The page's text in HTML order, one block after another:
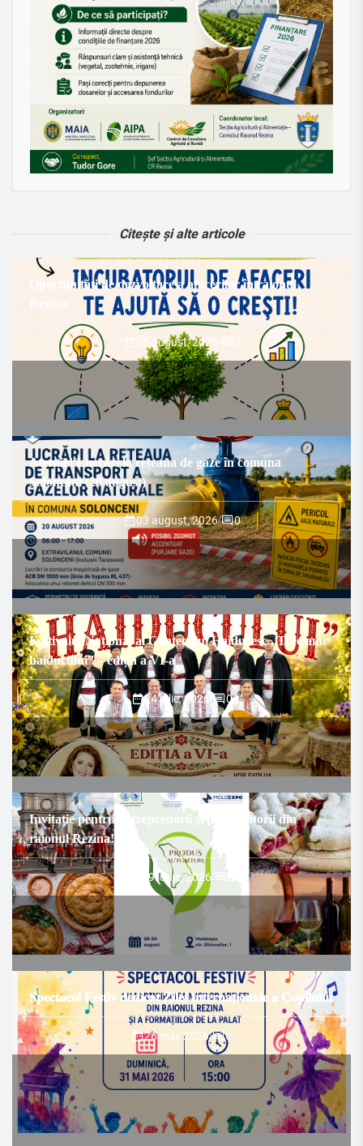
Citește și alte articole
Oportunități de dezvoltare a afacerilor în raionul
Rezina
05 august, 2026
Atenție! Lucrări la rețeaua de gaze în comuna
Solonceni (20 august)
03 august, 2026/ 0
Festivalul Național al Cântecului Haiducesc „Trec anii
haiducului” – ediția a VI-a
24 iulie, 2026/ 0
Invitație pentru antreprenorii și producătorii din
raionul Rezina!
29 iunie, 2026 0
𝐒𝐩𝐞𝐜𝐭𝐚𝐜𝐨𝐥 𝐅𝐞𝐬𝐭𝐢𝐯 𝐝𝐞𝐝𝐢𝐜𝐚𝐭 𝐙𝐢𝐥𝐞𝐢 𝐈𝐧𝐭𝐞𝐫𝐧𝐚ț𝐢𝐨𝐧𝐚𝐥𝐞 𝐚 𝐂𝐨𝐩𝐢𝐥𝐮𝐥𝐮𝐢
26 mai, 2026/ 0